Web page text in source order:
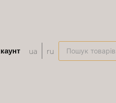
ua ru
Поиск
товаров